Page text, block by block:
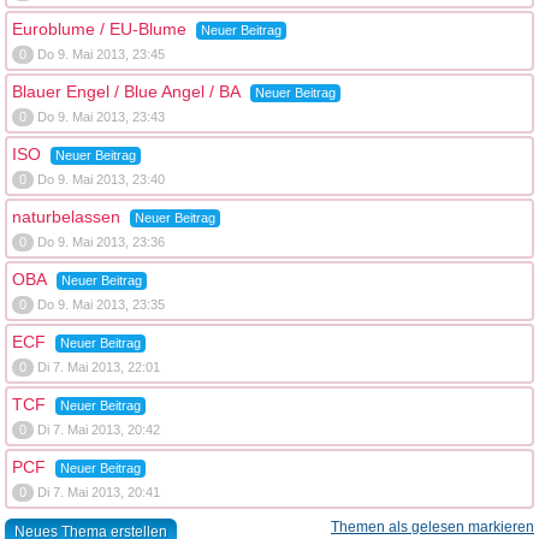
Euroblume / EU-Blume
Neuer Beitrag
0
Do 9. Mai 2013, 23:45
Blauer Engel / Blue Angel / BA
Neuer Beitrag
0
Do 9. Mai 2013, 23:43
ISO
Neuer Beitrag
0
Do 9. Mai 2013, 23:40
naturbelassen
Neuer Beitrag
0
Do 9. Mai 2013, 23:36
OBA
Neuer Beitrag
0
Do 9. Mai 2013, 23:35
ECF
Neuer Beitrag
0
Di 7. Mai 2013, 22:01
TCF
Neuer Beitrag
0
Di 7. Mai 2013, 20:42
PCF
Neuer Beitrag
0
Di 7. Mai 2013, 20:41
Themen als gelesen markieren
Neues Thema erstellen